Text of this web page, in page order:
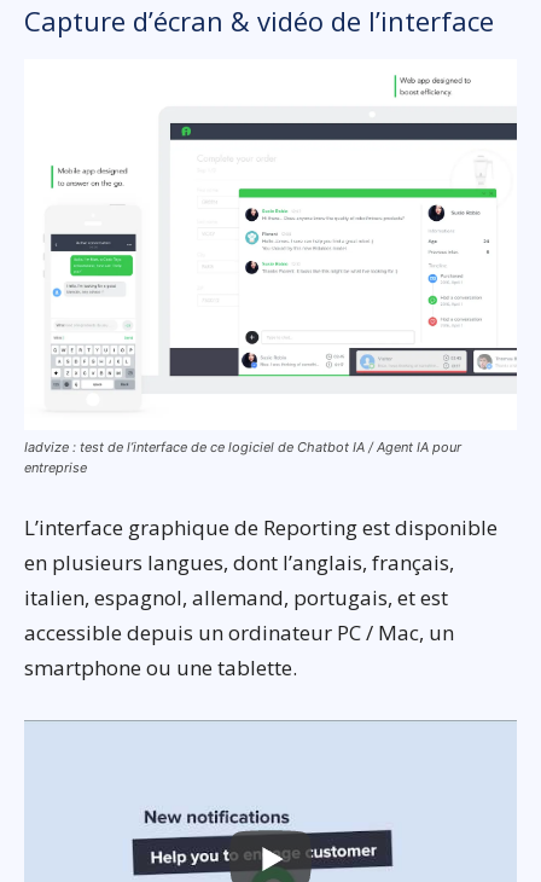
Capture d’écran & vidéo de l’interface
Iadvize : test de l’interface de ce logiciel de Chatbot IA / Agent IA pour
entreprise
L’interface graphique de Reporting est disponible
en plusieurs langues, dont l’anglais, français,
italien, espagnol, allemand, portugais, et est
accessible depuis un ordinateur PC / Mac, un
smartphone ou une tablette.